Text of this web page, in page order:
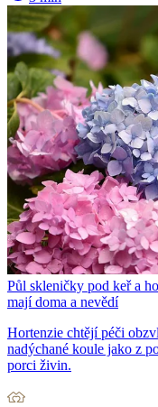
Půl skleničky pod keř a
mají doma a nevědí
Hortenzie chtějí péči
nadýchané koule jako z
porci živin.